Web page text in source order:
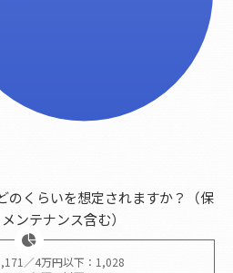
のくらいを想定されますか？（保
ンテナンス含む）
／4万円以下：1,028